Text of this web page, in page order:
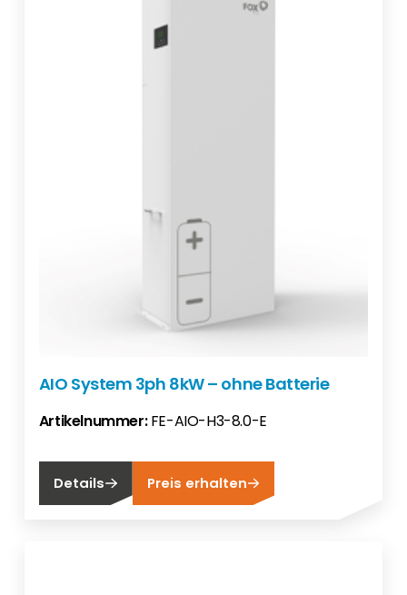
AIO System 3ph 8kW – ohne Batterie
Artikelnummer:FE-AIO-H3-8.0-E
Details Preis erhalten